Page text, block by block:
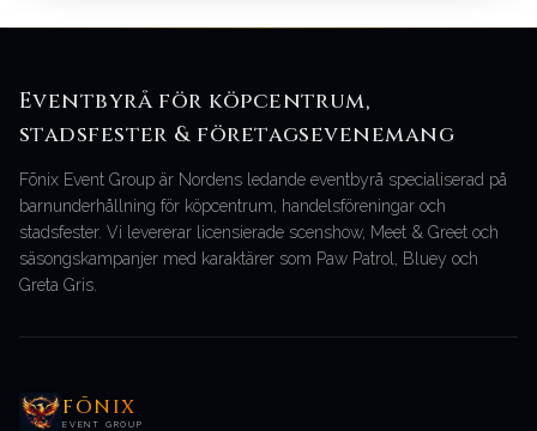
Eventbyrå för köpcentrum,
stadsfester & företagsevenemang
Fōnix Event Group är Nordens ledande eventbyrå specialiserad på
barnunderhållning för köpcentrum, handelsföreningar och
stadsfester. Vi levererar licensierade scenshow, Meet & Greet och
säsongskampanjer med karaktärer som Paw Patrol, Bluey och
Greta Gris.
FŌNIX
EVENT GROUP